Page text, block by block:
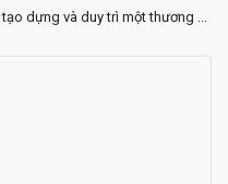
dựng và duy trì một thương ...